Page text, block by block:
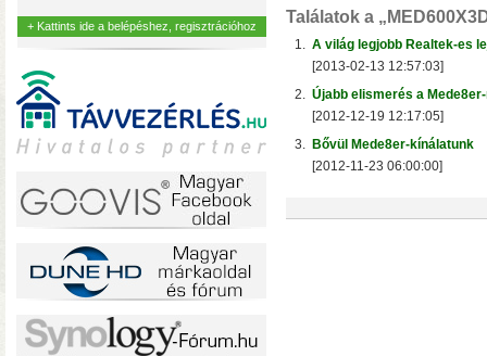
A TerraMaster-nél
Találatok a
1. A világ legjobb Realtek-es
[2013-02-13 12:57:03]
2. Újabb elismerés a
[2012-12-19 12:17:05]
3. Bővül Mede8er-kínálatunk
[2012-11-23 06:00:00]
+ Kattints ide a belépéshez, regisztrációhoz